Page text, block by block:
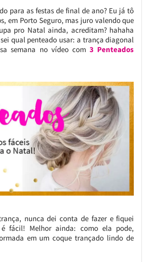
para as festas de final de ano? Eu já tô
em Porto Seguro, mas juro valendo que
pro Natal ainda, acreditam? hahaha
qual penteado usar: a trança diagonal
semana no vídeo com 3 Penteados
nunca dei conta de fazer e fiquei
fácil! Melhor ainda: como ela pode,
em um coque trançado lindo de